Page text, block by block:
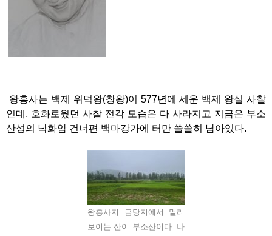
왕흥사는 백제 위덕왕(창왕)이 577년에 세운 백제 왕실 사찰
인데, 호화로웠던 사찰 전각 모습은 다 사라지고 지금은 부소
산성의 낙화암 건너편 백마강가에 터만 쓸쓸히 남아있다.
왕흥사지 금당지에서 멀리
보이는 산이 부소산이다. 나